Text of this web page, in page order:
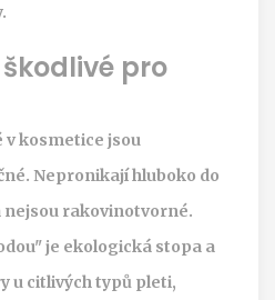
pro
v kosmetice jsou
Nepronikají hluboko do
nejsou rakovinotvorné.
je ekologická stopa a
u citlivých typů pleti,